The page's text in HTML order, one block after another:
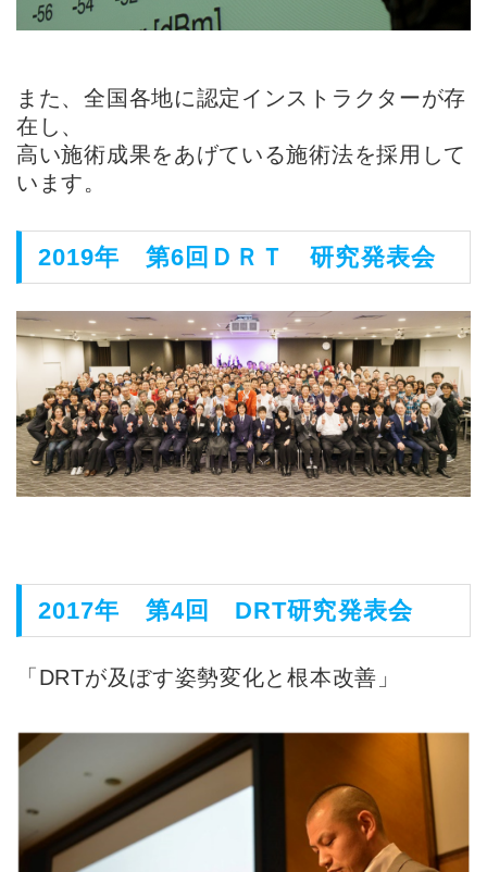
また、全国各地に認定インストラクターが存
在し、
高い施術成果をあげている施術法を採用して
います。
2019年 第6回ＤＲＴ 研究発表会
2017年 第4回 DRT研究発表会
「DRTが及ぼす姿勢変化と根本改善」